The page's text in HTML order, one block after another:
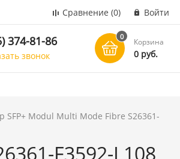
Сравнение (0) Войти
374-81-86
звонок
0
Корзина
0 руб.
SFP+ Modul Multi Mode Fibre S26361-
F3592-L108